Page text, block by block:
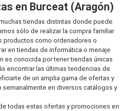
en Burceat (Aragón)
tiendas distintas donde puede
sólo de realizar la compra familiar
productos como ordenadores o
en tiendas de informática o menaje
es conocida por tener tiendas únicas
encontrar las últimas tendencias de
de un amplia gama de ofertas y
en diversos catálogos y
todas estas ofertas y promociones en